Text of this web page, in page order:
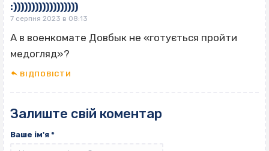
:))))))))))))))))))
7 серпня 2023 в 08:13
А в военкомате Довбык не «готується пройти
медогляд»?
ВІДПОВІCТИ
Залиште свій коментар
Ваше ім'я *